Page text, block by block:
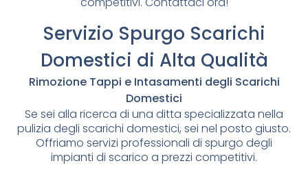
Servizio Spurgo Scarichi
Domestici di Alta Qualità
Rimozione Tappi e Intasamenti degli Scarichi
Domestici
Se sei alla ricerca di una ditta specializzata nella
pulizia degli scarichi domestici, sei nel posto giusto.
Offriamo servizi professionali di spurgo degli
impianti di scarico a prezzi competitivi.